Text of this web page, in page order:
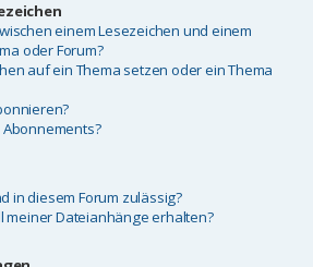
einem Lesezeichen und einem
oder Forum?
auf ein Thema setzen oder ein Thema
in diesem Forum zulässig?
meiner Dateianhänge erhalten?